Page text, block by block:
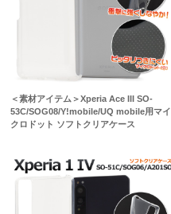
＜素材アイテム＞Xperia Ace III SO-
53C/SOG08/Y!mobile/UQ mobile用マイ
クロドット ソフトクリアケース